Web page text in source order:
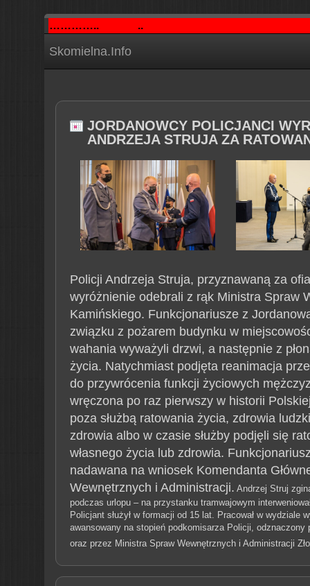
…………..
Skomielna.Info
JORDANOWCY POLICJANCI
ANDRZEJA STRUJA ZA
Policji Andrzeja Struja, przyznawaną za
wyróżnienie odebrali z rąk Ministra Spraw
Kamińskiego. Funkcjonariusze z
związku z pożarem budynku w
wahania wyważyli drzwi, a następnie z
życia. Natychmiast podjęta reanimacja
do przywrócenia funkcji życiowych
wręczona po raz pierwszy w historii
poza służbą ratowania życia, zdrowia
zdrowia albo w czasie służby podjęli się
własnego życia lub zdrowia.
nadawana na wniosek Komendanta
Wewnętrznych i Administracji. Andrzej Struj
podczas urlopu – na przystanku tramwajowym
Policjant służył w formacji od 15 lat. Pracował w
awansowany na stopień podkomisarza Policji,
oraz przez Ministra Spraw Wewnętrznych i Administracji